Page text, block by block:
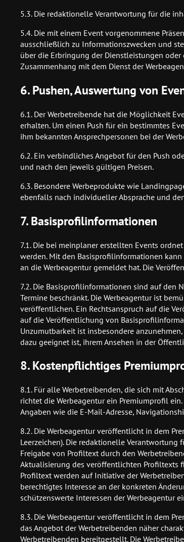
5.3. Die redaktionelle Verantwortung für die
5.4. Die mit einem Event vorgenommene
ausschließlich zu Informationszwecken und
über die Erbringung der Dienstleistungen
Zusammenhang mit dem Dienst der
6. Pushen, Auswertung von
6.1. Der Werbetreibende hat die Möglichkeit
erhalten. Um einen Push für ein bestimmtes
ihm bekannten Ansprechpersonen bei der
6.2. Ein verbindliches Angebot für den Push
und nach den jeweils gültigen Preisen.
6.3. Besondere Werbeprodukte wie
ebenfalls nach individueller Absprache und
7. Basisprofilinformationen
7.1. Die bei meinplaner erstellten Events
werden. Mit den Basisprofilinformationen
an die Werbeagentur gemeldet hat. Die
7.2. Die Basisprofilinformationen sind auf den
Termine beschränkt. Die Werbeagentur ist
veröffentlichen. Ein Rechtsanspruch auf die
auf die Veröffentlichung von
Unzumutbarkeit ist insbesondere
dazu geeignet ist, ihrem Ansehen in der
8. Kostenpflichtiges
8.1. Für alle Werbetreibenden, die sich mit
richtet die Werbeagentur ein Premiumprofil
Angaben wie die E-Mail-Adresse,
8.2. Die Werbeagentur veröffentlicht in dem
Leerzeichen). Die redaktionelle
Freigabe von Profiltext durch den
Aktualisierung des veröffentlichten Profiltexts
Profiltext werden auf Initiative der
berechtigtes Interesse an der konkreten
schützenswerte Interessen der Werbeagentur
8.3. Die Werbeagentur veröffentlicht in dem
das Angebot der Werbetreibenden näher
Werbetreibenden bereitgestellt. Die